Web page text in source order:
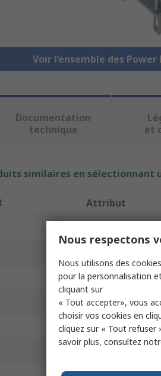
Voir l’ensemble des Power
Documentation
technique
et
similaires en sélectionnant
Attribut
Product Type
Contact
Series
Nous respectons
Nous utilisons des
pour la personnalisation
cliquant sur
« Tout accepter», vous
choisir vos cookies en
cliquez sur « Tout refuser
savoir plus, consultez